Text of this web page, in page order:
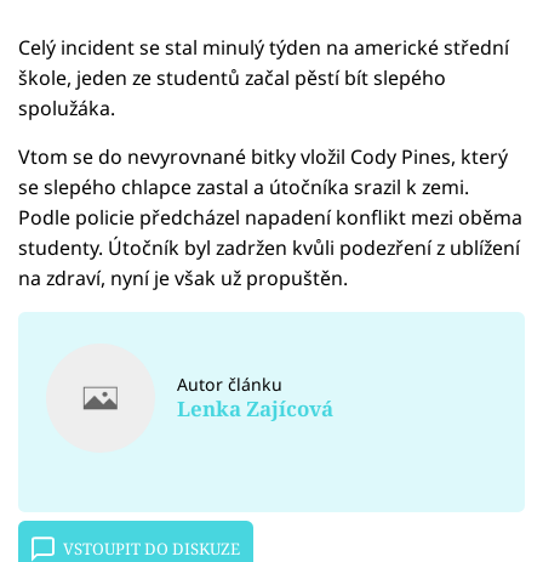
Celý incident se stal minulý týden na americké střední
škole, jeden ze studentů začal pěstí bít slepého
spolužáka.
Vtom se do nevyrovnané bitky vložil Cody Pines, který
se slepého chlapce zastal a útočníka srazil k zemi.
Podle policie předcházel napadení konflikt mezi oběma
studenty. Útočník byl zadržen kvůli podezření z ublížení
na zdraví, nyní je však už propuštěn.
Autor článku
Lenka Zajícová
VSTOUPIT DO DISKUZE